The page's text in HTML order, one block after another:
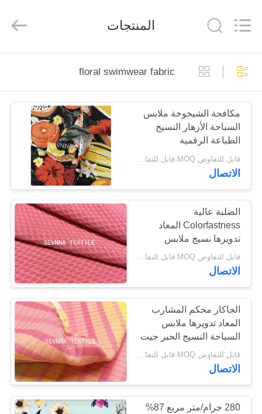
منزل،
بيت
منتجات
عرض
الواقع
الافتراضي
معلومات
جولة
المعمل
مراقبة
الجودة
TEXTILE.
المنتجات
floral swimwear fabric
مكافحة الشيخوخة ملابس
السباحة الأزهار النسيج
الطباعة الرقمية
Dancewear
قابل للتفاوض MOQ:قابل للتفاوض
الاتصال
الصلبة عالية
Colorfastness المعاد
تدويرها نسيج ملابس
الماس محكم الربيع
والصيف نمط Tankini
قابل للتفاوض MOQ:قابل للتفاوض
الاتصال
الجاكار محكم المشارب
المعاد تدويرها ملابس
السباحة النسيج الحبر جيت
الطباعة الرقمية حسب
الطلب
قابل للتفاوض MOQ:قابل للتفاوض
الاتصال
280 جرام/متر مربع 87%